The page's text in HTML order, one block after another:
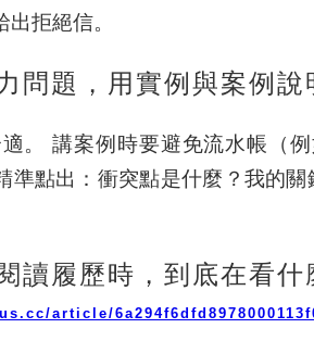
拒絕信。
問題，用實例與案例說
。
講案例時要避免流水帳（
準點出： 衝突點是什麼？我的
讀履歷時，到底在看什
article/